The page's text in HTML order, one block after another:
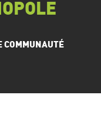
COMMUNAUTÉ